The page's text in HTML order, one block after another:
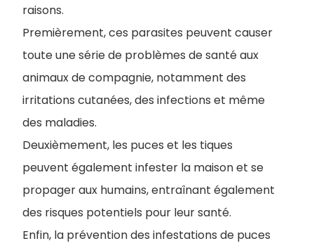
raisons.
Premièrement, ces parasites peuvent causer
toute une série de problèmes de santé aux
animaux de compagnie, notamment des
irritations cutanées, des infections et même
des maladies.
Deuxièmement, les puces et les tiques
peuvent également infester la maison et se
propager aux humains, entraînant également
des risques potentiels pour leur santé.
Enfin, la prévention des infestations de puces